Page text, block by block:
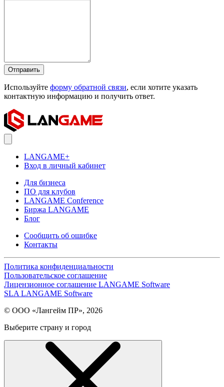
Отправить
Используйте форму обратной связи, если хотите указать
контактную информацию и получить ответ.
LANGAME+
Вход в личный кабинет
Для бизнеса
ПО для клубов
LANGAME Conference
Биржа LANGAME
Блог
Сообщить об ошибке
Контакты
Политика конфиденциальности
Пользовательское соглашение
Лицензионное соглашение LANGAME Software
SLA LANGAME Software
© ООО «Лангейм ПР», 2026
Выберите страну и город